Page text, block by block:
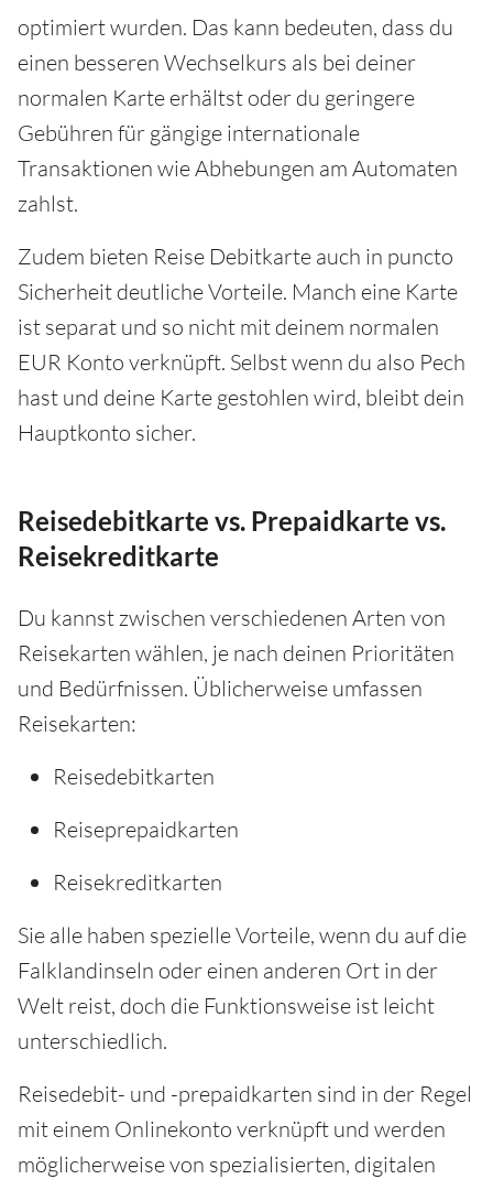
optimiert wurden. Das kann bedeuten, dass du
einen besseren Wechselkurs als bei deiner
normalen Karte erhältst oder du geringere
Gebühren für gängige internationale
Transaktionen wie Abhebungen am Automaten
zahlst.
Zudem bieten Reise Debitkarte auch in puncto
Sicherheit deutliche Vorteile. Manch eine Karte
ist separat und so nicht mit deinem normalen
EUR Konto verknüpft. Selbst wenn du also Pech
hast und deine Karte gestohlen wird, bleibt dein
Hauptkonto sicher.
Reisedebitkarte vs. Prepaidkarte vs.
Reisekreditkarte
Du kannst zwischen verschiedenen Arten von
Reisekarten wählen, je nach deinen Prioritäten
und Bedürfnissen. Üblicherweise umfassen
Reisekarten:
Reisedebitkarten
Reiseprepaidkarten
Reisekreditkarten
Sie alle haben spezielle Vorteile, wenn du auf die
Falklandinseln oder einen anderen Ort in der
Welt reist, doch die Funktionsweise ist leicht
unterschiedlich.
Reisedebit- und -prepaidkarten sind in der Regel
mit einem Onlinekonto verknüpft und werden
möglicherweise von spezialisierten, digitalen